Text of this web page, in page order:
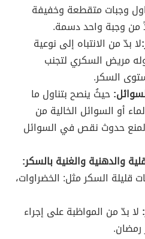
وجبات متقطعة وخفيفة
من وجبة واحد دسمة.
لا بدّ من الانتباه إلى نوعية
مريض السكري لتجنب
السكر.
حيثُ ينصح بتناول ما
أو السوائل الخالية من
لمنع حدوث نقص في السوائل
والدهنية والغنية بالسكر:
قليلة السكر مثل: الخضراوات،
لا بدّ من المواظبة على إجراء